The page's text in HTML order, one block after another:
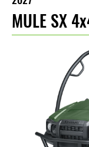
MULE SX